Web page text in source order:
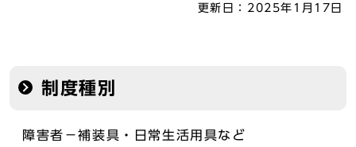
更新日： 2025年1月17日
制度種別
障害者－補装具・日常生活用具など